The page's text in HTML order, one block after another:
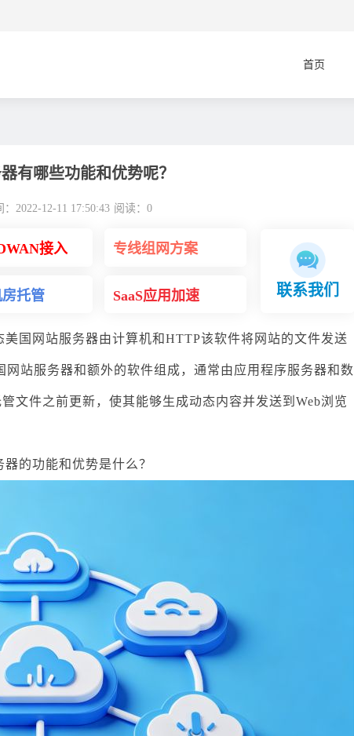
首页
有哪些功能和优势呢？
：2022-12-11 17:50:43 阅读： 0
接入 专线组网方案
托管 SaaS应用加速 联系我们
国网站服务器由计算机和HTTP该软件将网站的文件发送
站服务器和额外的软件组成，通常由应用程序服务器和数
文件之前更新，使其能够生成动态内容并发送到Web浏览
的功能和优势是什么？